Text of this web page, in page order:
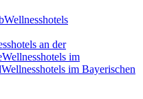
Wellnesshotels
an der
Wellnesshotels im
Wellnesshotels im Bayerischen